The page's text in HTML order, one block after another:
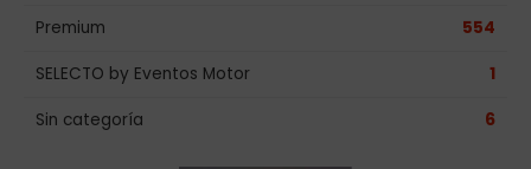
Premium 554
SELECTO by Eventos Motor 1
Sin categoría 6